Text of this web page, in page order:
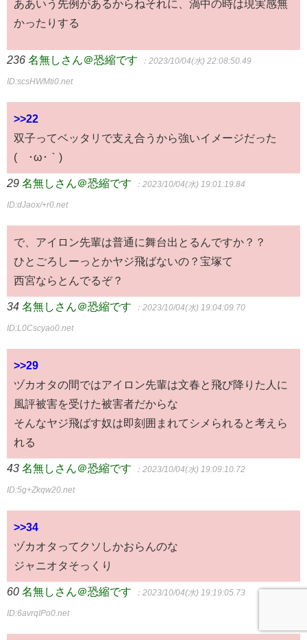
ああいう先例があるからねそれに、渦中の時は現実感無
かったりする
236 名無しさん＠恐縮です ：2023/10/04(水) 22:08:50.49
ID:scsHWMti0.net
>>22
双子ってベッタリで支え合うから強いイメージだった
(´･ω･｀)
29 名無しさん＠恐縮です ：2023/10/04(水) 19:01:19.84
ID:dJaox/+r0.net
で、アイロン先輩は普通に舞台出とるんですか？？
ひとごろしーっとかヤジ飛ばないの？宝塚て
西宮ならとんでるぞ？
34 名無しさん＠恐縮です ：2023/10/04(水) 19:04:09.70
ID:L0Cscyao0.net
>>29
ヅカオタの間ではアイロン先輩は文春と飛び降りた人に
風評被害を受けた被害者だからな
そんなヤジ飛ばす奴は即刻囲まれてシメられると考えら
れる
43 名無しさん＠恐縮です ：2023/10/04(水) 19:09:10.72
ID:5g+Zkqw20.net
>>34
ヅカオタってクソしかおらんのな
ジャニオタそっくり
60 名無しさん＠恐縮です ：2023/10/04(水) 19:19:05.73
ID:6avrqIPo0.net